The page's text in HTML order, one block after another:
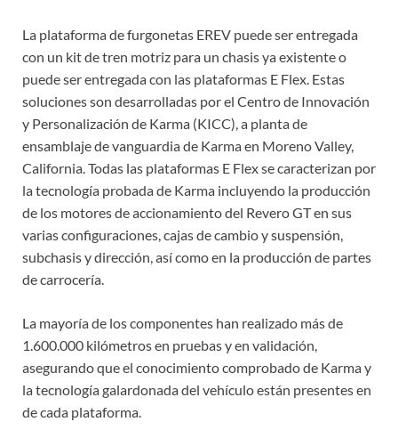
La plataforma de furgonetas EREV puede ser entregada
con un kit de tren motriz para un chasis ya existente o
puede ser entregada con las plataformas E Flex. Estas
soluciones son desarrolladas por el Centro de Innovación
y Personalización de Karma (KICC), a planta de
ensamblaje de vanguardia de Karma en Moreno Valley,
California. Todas las plataformas E Flex se caracterizan por
la tecnología probada de Karma incluyendo la producción
de los motores de accionamiento del Revero GT en sus
varias configuraciones, cajas de cambio y suspensión,
subchasis y dirección, así como en la producción de partes
de carrocería.
La mayoría de los componentes han realizado más de
1.600.000 kilómetros en pruebas y en validación,
asegurando que el conocimiento comprobado de Karma y
la tecnología galardonada del vehículo están presentes en
de cada plataforma.